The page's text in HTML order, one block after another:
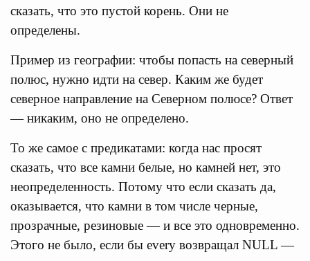
сказать, что это пустой корень. Они не
определены.
Пример из географии: чтобы попасть на северный
полюс, нужно идти на север. Каким же будет
северное направление на Северном полюсе? Ответ
— никаким, оно не определено.
То же самое с предикатами: когда нас просят
сказать, что все камни белые, но камней нет, это
неопределенность. Потому что если сказать да,
оказывается, что камни в том числе черные,
прозрачные, резиновые — и все это одновременно.
Этого не было, если бы every возвращал NULL —